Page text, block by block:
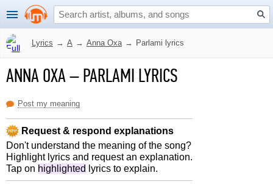
Lyrics → A → Anna Oxa → Parlami lyrics
ANNA OXA–PARLAMI LYRICS
Post my meaning
Request & respond explanations
Don't understand the meaning of the song?
Highlight lyrics and request an explanation.
Tap on highlighted lyrics to explain.